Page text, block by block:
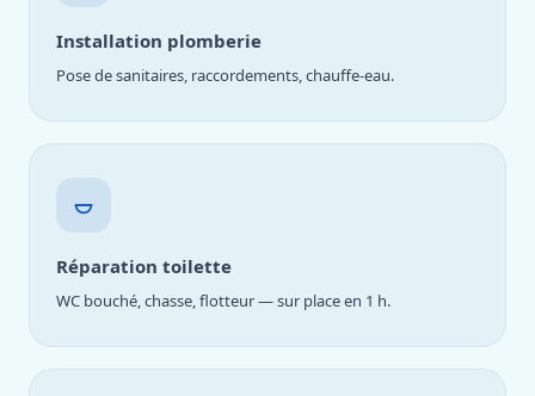
Installation plomberie
Pose de sanitaires, raccordements, chauffe-eau.
Réparation toilette
WC bouché, chasse, flotteur — sur place en 1 h.